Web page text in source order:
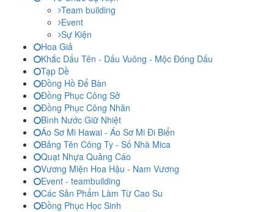
Team building
Event
Sự Kiện
Hoa Giả
Khắc Dấu Tên - Dấu Vuông - Mộc Đóng Dấu
Tạp Dề
Đồng Hồ Để Bàn
Đồng Phục Công Sở
Đồng Phục Công Nhân
Bình Nước Giữ Nhiệt
Áo Sơ Mi Hawai - Áo Sơ Mi Đi Biển
Bảng Tên Công Ty - Số Nhà Mica
Quạt Nhựa Quảng Cáo
Vương Miện Hoa Hậu - Nam Vương
Event - teambuilding
Các Sản Phẩm Làm Từ Cao Su
Đồng Phục Học Sinh